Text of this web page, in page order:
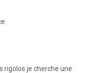
rigolos je cherche une